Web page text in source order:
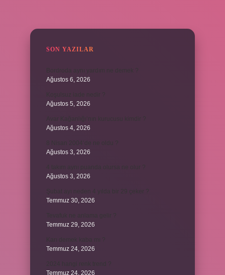
SON YAZILAR
Ağustos 6, 2026
Ağustos 5, 2026
Ağustos 4, 2026
Ağustos 3, 2026
Ağustos 3, 2026
Temmuz 30, 2026
Temmuz 29, 2026
Temmuz 24, 2026
Temmuz 24, 2026